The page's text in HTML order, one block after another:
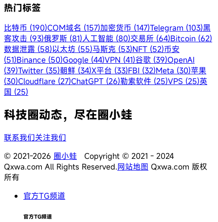
热门标签
比特币 (190)COM域名 (157)加密货币 (147)Telegram (103)黑
客攻击 (93)俄罗斯 (81)人工智能 (80)交易所 (64)Bitcoin (62)
数据泄露 (58)以太坊 (55)马斯克 (53)NFT (52)币安
(51)Binance (50)Google (44)VPN (41)谷歌 (39)OpenAI
(39)Twitter (35)朝鲜 (34)X平台 (33)FBI (32)Meta (30)苹果
(30)Cloudflare (27)ChatGPT (26)勒索软件 (25)VPS (25)英
国 (25)
科技圈动态，尽在圈小蛙
联系我们关注我们
© 2021-2026 圈小蛙 Copyright © 2021 - 2024
Qxwa.com All Rights Reserved.网站地图 Qxwa.com 版权
所有
官方TG频道
官方TG频道